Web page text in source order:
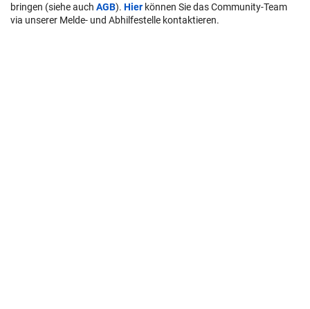
bringen (siehe auch AGB). Hier können Sie das Community-Team
via unserer Melde- und Abhilfestelle kontaktieren.